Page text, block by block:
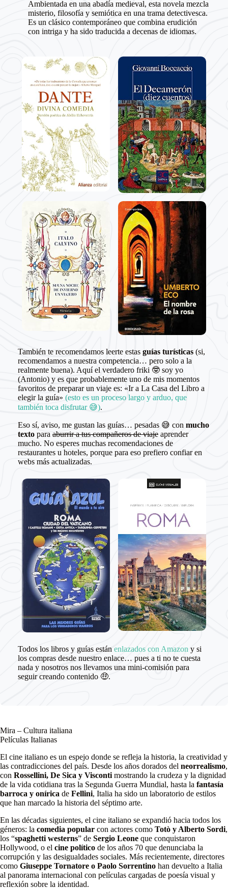
Ambientada en una abadía medieval, esta novela mezcla
misterio, filosofía y semiótica en una trama detectivesca.
Es un clásico contemporáneo que combina erudición
con intriga y ha sido traducida a decenas de idiomas.
También te recomendamos leerte estas guías turísticas (si,
recomendamos a nuestra competencia… pero solo a la
realmente buena). Aquí el verdadero friki 🤓 soy yo
(Antonio) y es que probablemente uno de mis momentos
favoritos de preparar un viaje es: «Ir a La Casa del Libro a
elegir la guía» (esto es un proceso largo y arduo, que
también toca disfrutar 😅).
Eso sí, aviso, me gustan las guías… pesadas 😅 con mucho
textoparaaburrir a tus compañeros de viajeaprender
mucho. No esperes muchas recomendaciones de
restaurantes u hoteles, porque para eso prefiero confiar en
webs más actualizadas.
Todos los libros y guías están enlazados con Amazon y si
los compras desde nuestro enlace… pues a ti no te cuesta
nada y nosotros nos llevamos una mini-comisión para
seguir creando contenido 🤑.
Mira – Cultura italiana
Películas Italianas
El cine italiano es un espejo donde se refleja la historia, la creatividad y
las contradicciones del país. Desde los años dorados del neorrealismo,
con Rossellini, De Sica y Visconti mostrando la crudeza y la dignidad
de la vida cotidiana tras la Segunda Guerra Mundial, hasta la fantasía
barroca y onírica de Fellini, Italia ha sido un laboratorio de estilos
que han marcado la historia del séptimo arte.
En las décadas siguientes, el cine italiano se expandió hacia todos los
géneros: la comedia popular con actores como Totò y Alberto Sordi,
los “spaghetti westerns” de Sergio Leone que conquistaron
Hollywood, o el cine político de los años 70 que denunciaba la
corrupción y las desigualdades sociales. Más recientemente, directores
como Giuseppe Tornatore o Paolo Sorrentino han devuelto a Italia
al panorama internacional con películas cargadas de poesía visual y
reflexión sobre la identidad.